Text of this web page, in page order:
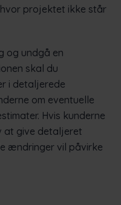
projektet ikke står
og undgå en
skal du
i detaljerede
om eventuelle
Hvis kunderne
at give detaljeret
ændringer vil påvirke